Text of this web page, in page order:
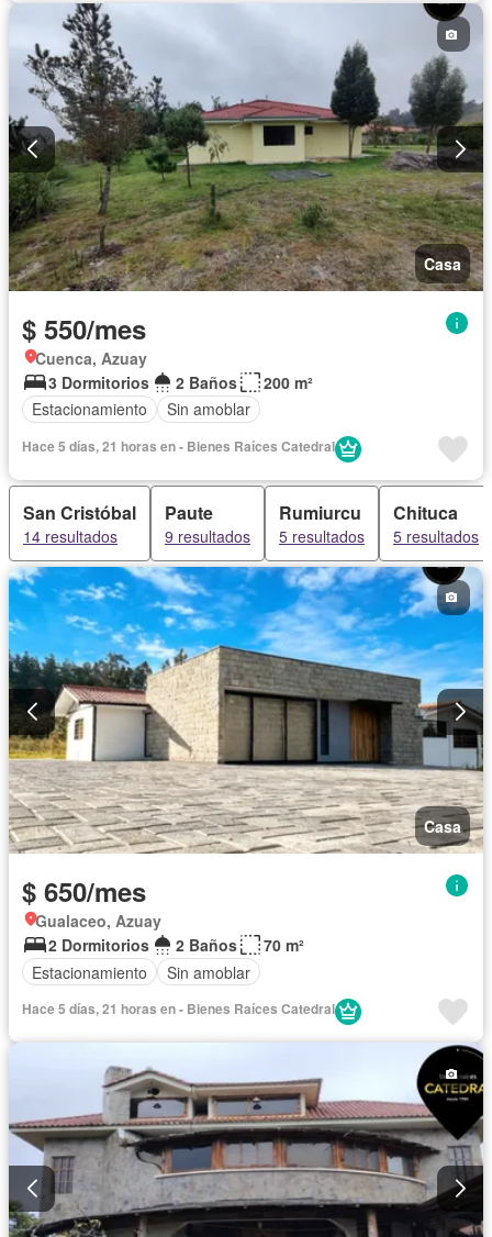
Parcialmente amoblado
Casa
$ 550/mes
Cuenca, Azuay
3 Dormitorios
2 Baños
200 m²
Estacionamiento
Sin amoblar
Hace 5 días, 21 horas en - Bienes Raíces Catedral
San Cristóbal
14 resultados
Paute
9 resultados
Rumiurcu
5 resultados
Chituca
5 resultados
Casa
$ 650/mes
Gualaceo, Azuay
2 Dormitorios
2 Baños
70 m²
Estacionamiento
Sin amoblar
Hace 5 días, 21 horas en - Bienes Raíces Catedral